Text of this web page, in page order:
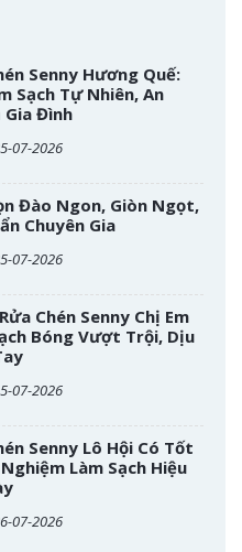
Senny Hương Quế:
Sạch Tự Nhiên, An
Gia Đình
07-2026
Đào Ngon, Giòn Ngọt,
Chuyên Gia
07-2026
Chén Senny Chị Em
Bóng Vượt Trội, Dịu
07-2026
Senny Lô Hội Có Tốt
Làm Sạch Hiệu
07-2026